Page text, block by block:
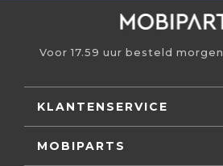
Voor 17.59 uur besteld morgen
KLANTENSERVICE
MOBIPARTS